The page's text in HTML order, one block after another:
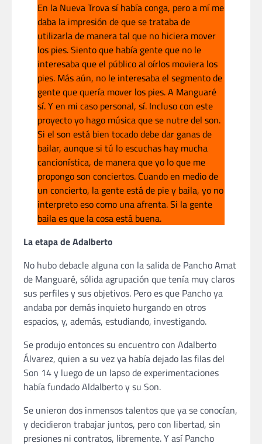
En la Nueva Trova sí había conga, pero a mí me
daba la impresión de que se trataba de
utilizarla de manera tal que no hiciera mover
los pies. Siento que había gente que no le
interesaba que el público al oírlos moviera los
pies. Más aún, no le interesaba el segmento de
gente que quería mover los pies. A Manguaré
sí. Y en mi caso personal, sí. Incluso con este
proyecto yo hago música que se nutre del son.
Si el son está bien tocado debe dar ganas de
bailar, aunque si tú lo escuchas hay mucha
cancionística, de manera que yo lo que me
propongo son conciertos. Cuando en medio de
un concierto, la gente está de pie y baila, yo no
interpreto eso como una afrenta. Si la gente
baila es que la cosa está buena.
La etapa de Adalberto
No hubo debacle alguna con la salida de Pancho Amat
de Manguaré, sólida agrupación que tenía muy claros
sus perfiles y sus objetivos. Pero es que Pancho ya
andaba por demás inquieto hurgando en otros
espacios, y, además, estudiando, investigando.
Se produjo entonces su encuentro con Adalberto
Álvarez, quien a su vez ya había dejado las filas del
Son 14 y luego de un lapso de experimentaciones
había fundado Aldalberto y su Son.
Se unieron dos inmensos talentos que ya se conocían,
y decidieron trabajar juntos, pero con libertad, sin
presiones ni contratos, libremente. Y así Pancho